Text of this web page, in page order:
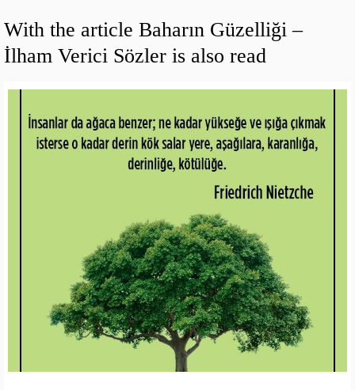
With the article Baharın Güzelliği –
İlham Verici Sözler is also read